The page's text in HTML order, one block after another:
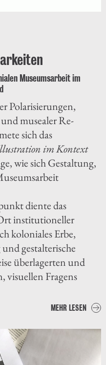
Museumsarbeit im
Polarisierungen,
musealer Re-
sich das
im Kontext
wie sich Gestaltung,
diente das
institutioneller
koloniales Erbe,
gestalterische
überlagerten und
visuellen Fragens
MEHR LESEN